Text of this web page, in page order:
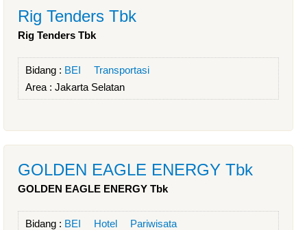
Rig Tenders Tbk
Rig Tenders Tbk
Bidang : BEI
Transportasi
Area : Jakarta Selatan
GOLDEN EAGLE ENERGY Tbk
GOLDEN EAGLE ENERGY Tbk
Bidang : BEI Hotel
Pariwisata